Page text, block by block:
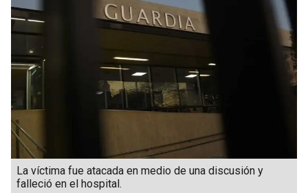
La víctima fue atacada en medio de una discusión y
falleció en el hospital.